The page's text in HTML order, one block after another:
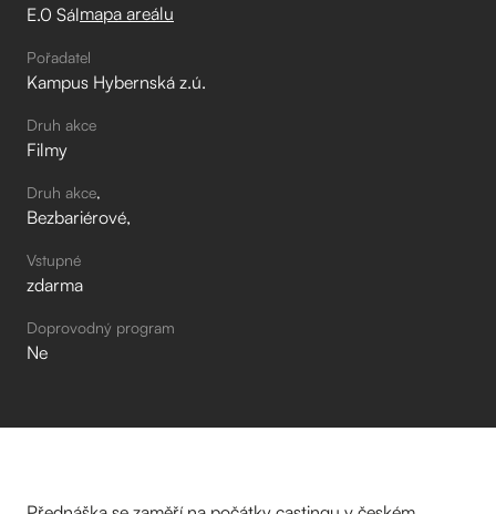
E.0 Sálmapa areálu
Pořadatel
Kampus Hybernská z.ú.
Druh akce
Filmy
Druh akce
Bezbariérové
Vstupné
zdarma
Doprovodný program
Ne